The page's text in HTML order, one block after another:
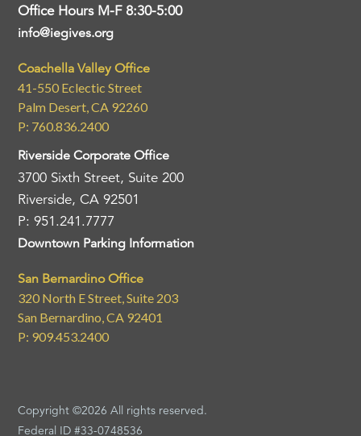
Office Hours M-F 8:30-5:00
info@iegives.org
Coachella Valley Office
41-550 Eclectic Street
Palm Desert, CA 92260
P: 760.836.2400
Riverside Corporate Office
3700 Sixth Street, Suite 200
Riverside, CA 92501
P: 951.241.7777
Downtown Parking Information
San Bernardino Office
320 North E Street, Suite 203
San Bernardino, CA 92401
P: 909.453.2400
Copyright ©2026 All rights reserved.
Federal ID #33-0748536